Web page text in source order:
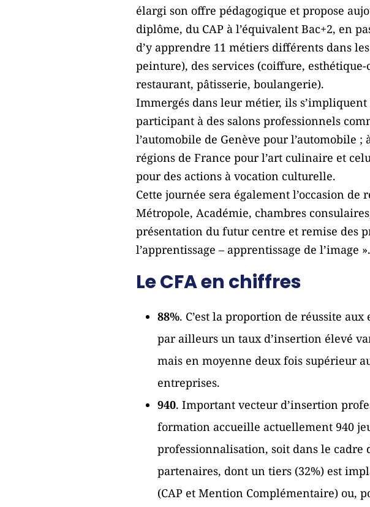
élargi son offre pédagogique et propose
diplôme, du CAP à l’équivalent Bac+2, en
d’y apprendre 11 métiers différents dans
peinture), des services (coiffure,
restaurant, pâtisserie, boulangerie).
Immergés dans leur métier, ils
participant à des salons professionnels
l’automobile de Genève pour l’automobile
régions de France pour l’art culinaire et
pour des actions à vocation culturelle.
Cette journée sera également l’occasion
Métropole, Académie, chambres
présentation du futur centre et remise des
l’apprentissage – apprentissage de l’image ».
Le CFA en chiffres
88%. C’est la proportion de réussite
par ailleurs un taux d’insertion élevé
mais en moyenne deux fois supérieur
entreprises.
940. Important vecteur d’insertion
formation accueille actuellement 940
professionnalisation, soit dans le
partenaires, dont un tiers (32%) est
(CAP et Mention Complémentaire) ou,